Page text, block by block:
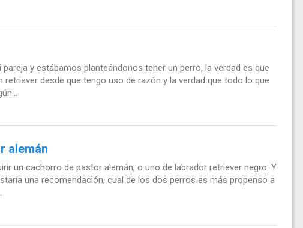
y estábamos planteándonos tener un perro, la verdad es que
retriever desde que tengo uso de razón y la verdad que todo lo que
alemán
un cachorro de pastor alemán, o uno de labrador retriever negro. Y
una recomendación, cual de los dos perros es más propenso a